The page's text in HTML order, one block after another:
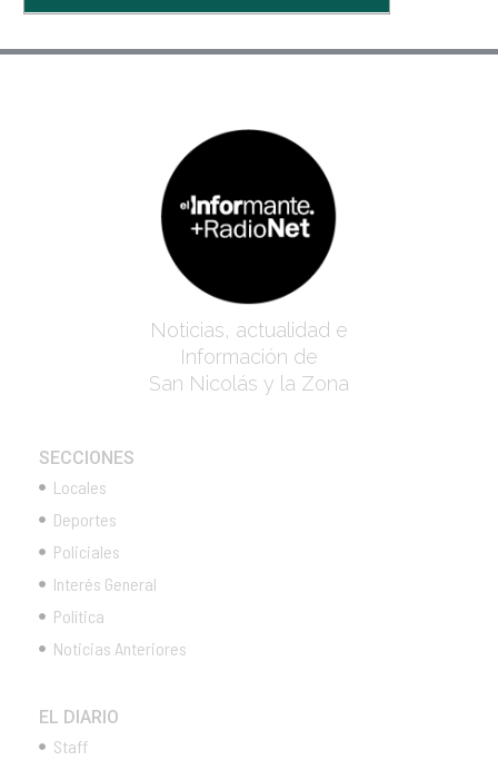
Noticias, actualidad e
Información de
San Nicolás y la Zona
SECCIONES
Locales
Deportes
Policiales
Interés General
Política
Noticias Anteriores
EL DIARIO
Staff